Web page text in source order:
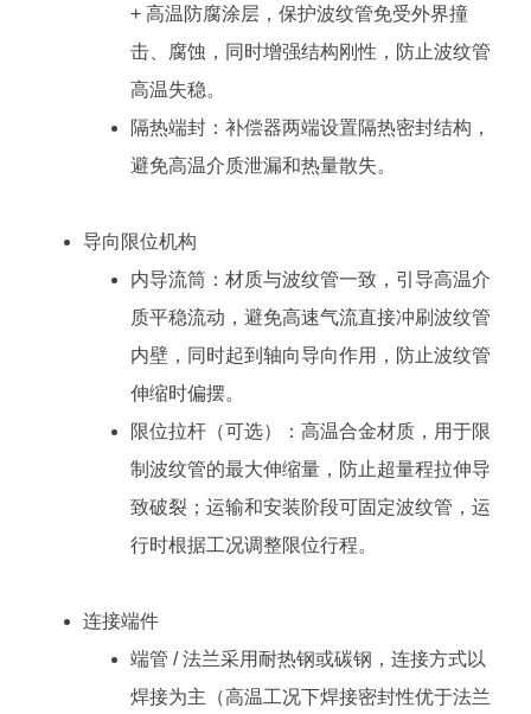
+ 高温防腐涂层，保护波纹管免受外界撞
击、腐蚀，同时增强结构刚性，防止波纹管
高温失稳。
隔热端封：补偿器两端设置隔热密封结构，
避免高温介质泄漏和热量散失。
导向限位机构
内导流筒：材质与波纹管一致，引导高温介
质平稳流动，避免高速气流直接冲刷波纹管
内壁，同时起到轴向导向作用，防止波纹管
伸缩时偏摆。
限位拉杆（可选）：高温合金材质，用于限
制波纹管的最大伸缩量，防止超量程拉伸导
致破裂；运输和安装阶段可固定波纹管，运
行时根据工况调整限位行程。
连接端件
端管 / 法兰采用耐热钢或碳钢，连接方式以
焊接为主（高温工况下焊接密封性优于法兰